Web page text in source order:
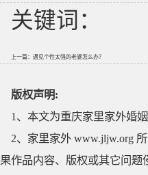
关键词：
上一篇： 遇见个性太强的老婆怎么办？
版权声明:
1、本文为重庆家里家外婚
2、家里家外 www.jljw.org
果作品内容、版权或其它问题